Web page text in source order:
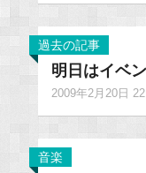
過去の記事
明日はイベ
2009年2月20日
音楽